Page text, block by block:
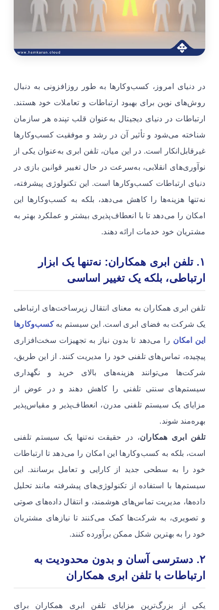
در دنیای امروز، کسب‌وکارها به طور روزافزونی به دنبال
روش‌های نوین برای بهبود ارتباطات و تعاملات خود هستند.
ارتباطات در دنیای دیجیتال به‌عنوان قلب تپنده هر سازمان
شناخته می‌شود و تأثیر آن در رشد و موفقیت کسب‌وکارها
غیرقابل‌انکار است. در این میان، تلفن ابری به‌عنوان یکی از
نوآوری‌های انقلابی، به‌سرعت در حال تغییر قوانین بازی در
دنیای ارتباطات کسب‌وکارها است. این تکنولوژی پیشرفته،
نه‌تنها هزینه‌ها را کاهش می‌دهد، بلکه به کسب‌وکارها این
امکان را می‌دهد تا با انعطاف‌پذیری بیشتر و عملکرد بهتر به
مشتریان خود خدمات ارائه دهند.
۱. تلفن ابری همکاران: نه‌تنها یک ابزار
ارتباطی، بلکه یک تغییر اساسی
تلفن ابری همکاران به معنای انتقال زیرساخت‌های ارتباطی
یک شرکت به فضای ابری است. این سیستم بهکسب‌وکارها
این امکان را می‌دهد تا بدون نیاز به تجهیزات سخت‌افزاری
پیچیده، تماس‌های تلفنی خود را مدیریت کنند. از این طریق،
شرکت‌ها می‌توانند هزینه‌های بالای خرید و نگهداری
سیستم‌های سنتی تلفنی را کاهش دهند و در عوض از
مزایای یک سیستم تلفنی مدرن، انعطاف‌پذیر و مقیاس‌پذیر
بهره‌مند شوند.
تلفن ابری همکاران، در حقیقت نه‌تنها یک سیستم تلفنی
است، بلکه به کسب‌وکارها این امکان را می‌دهد تا ارتباطات
خود را به سطحی جدید از کارایی و تعامل برسانند. این
سیستم‌ها با استفاده از تکنولوژی‌های پیشرفته مانند تحلیل
داده‌ها، مدیریت تماس‌های هوشمند، و انتقال داده‌های صوتی
و تصویری، به شرکت‌ها کمک می‌کنند تا نیازهای مشتریان
خود را به بهترین شکل ممکن برآورده کنند.
۲. دسترسی آسان و بدون محدودیت به
ارتباطات با تلفن ابری همکاران
یکی از بزرگ‌ترین مزایای تلفن ابری همکاران برای